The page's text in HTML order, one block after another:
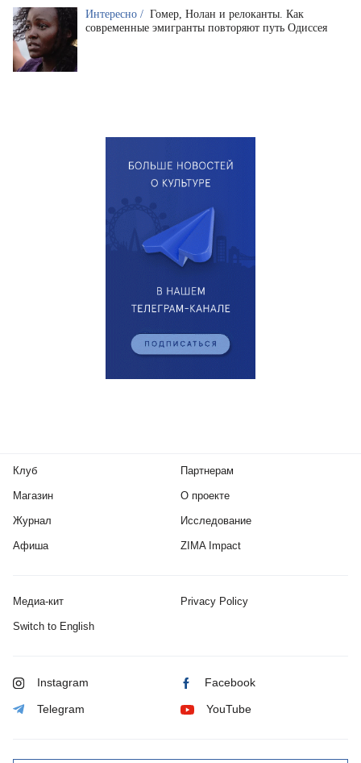
Интересно / Гомер, Нолан и релоканты. Как
современные эмигранты повторяют путь Одиссея
Клуб
Магазин
Журнал
Афиша
Партнерам
О проекте
Исследование
ZIMA Impact
Медиа-кит Privacy Policy
Switch to English
Instagram Facebook
Telegram YouTube